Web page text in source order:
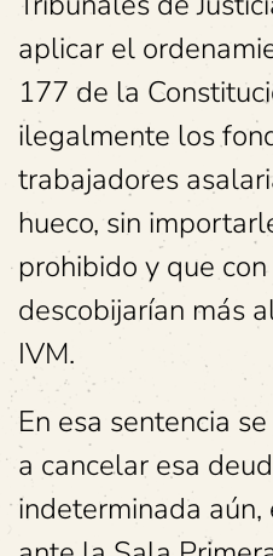
aplicar el
177 de la
ilegalmente los
trabajadores
hueco, sin
prohibido y que
descobijarían más
IVM.
En esa sentencia
a cancelar esa
indeterminada